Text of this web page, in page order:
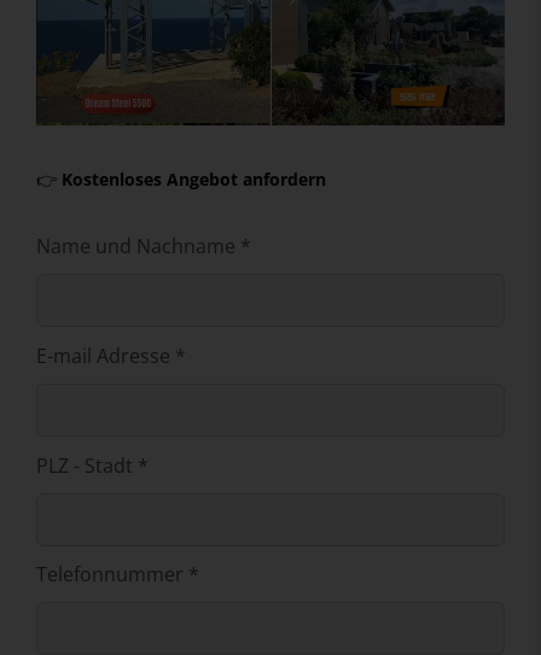
👉 Kostenloses Angebot anfordern
Name und Nachname *
E-mail Adresse *
PLZ - Stadt *
Telefonnummer *